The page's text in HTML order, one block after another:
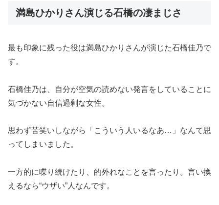
満島ひかりさん演じる石橋の凄まじさ
最も印象に残った役は満島ひかりさんが演じた石橋佳乃で
す。
石橋佳乃は、自分が空気の読めない発言をしていることに
気づかない自信過剰な女性。
思わず苦笑いしながら「こういう人いるなあ…」なんて思
ってしまいました。
一方的に喋り続けたり、的外れなことを言ったり。言い換
えるなら“ウザい”人なんです。